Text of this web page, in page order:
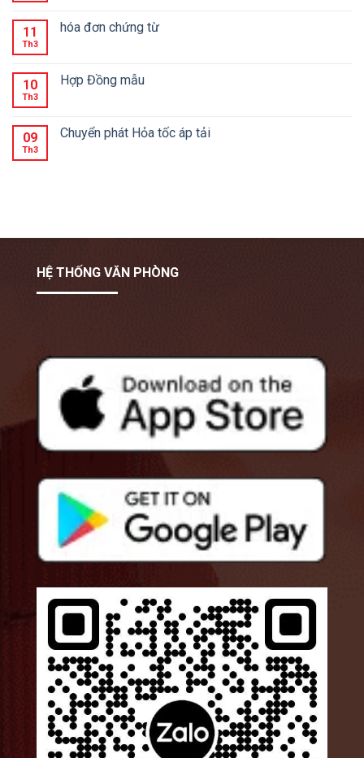
11
Th3
hóa đơn chứng từ
10
Th3
Hợp Đồng mẫu
09
Th3
Chuyển phát Hỏa tốc áp tải
HỆ THỐNG VĂN PHÒNG